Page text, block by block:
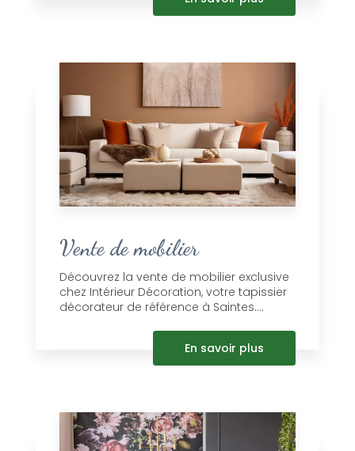
Vente de mobilier
Découvrez la vente de mobilier exclusive
chez Intérieur Décoration, votre tapissier
décorateur de référence à Saintes....
En savoir plus